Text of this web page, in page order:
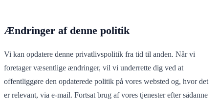
Ændringer af denne politik
Vi kan opdatere denne privatlivspolitik fra tid til anden. Når vi
foretager væsentlige ændringer, vil vi underrette dig ved at
offentliggøre den opdaterede politik på vores websted og, hvor det
er relevant, via e-mail. Fortsat brug af vores tjenester efter sådanne